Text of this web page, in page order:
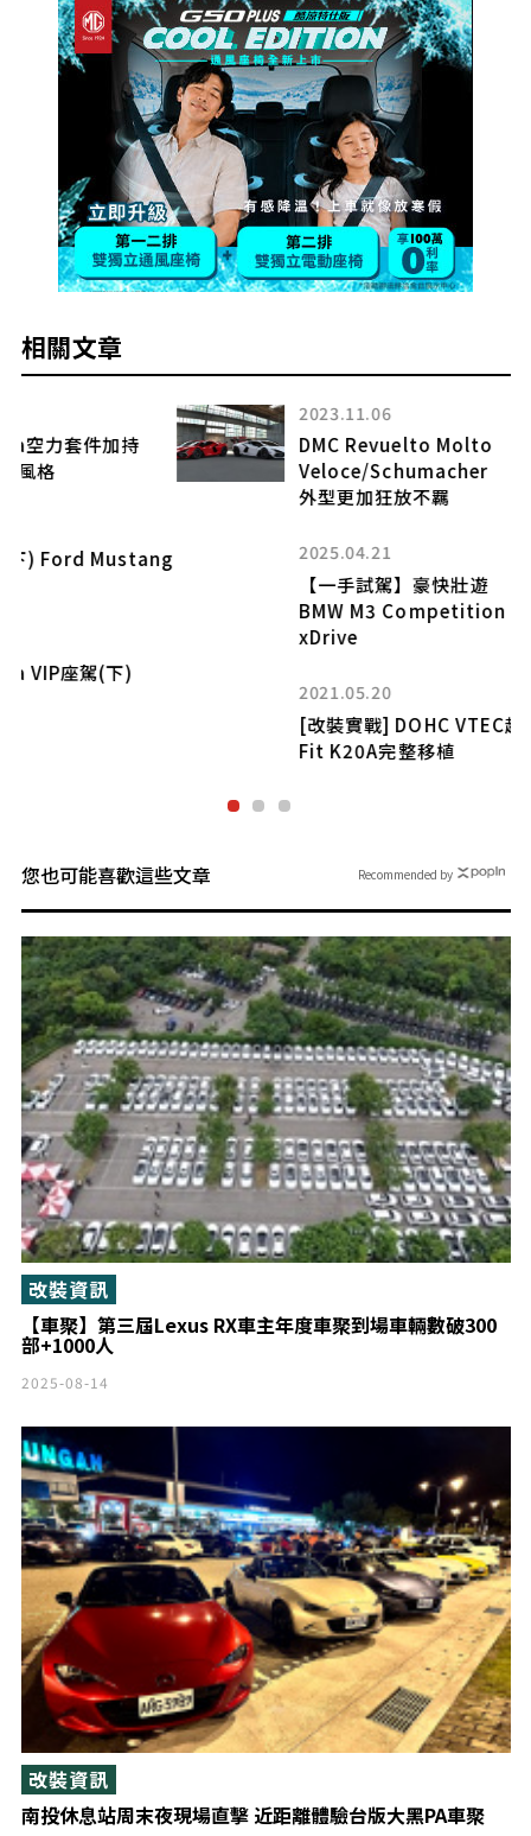
相關文章
2023.11.06
DMC Revuelto Molto
Veloce/Schumacher
2025.04.21
【一手試駕】豪快壯遊
BMW M3 Competition Touring M
[改裝實戰] DOHC VTEC超爽感(下) Honda
您也可能喜歡這些文章
【車聚】第三屆Lexus RX車主年度車聚到場車輛數破300
部+1000人
改裝資訊
2025-08-14
南投休息站周末夜現場直擊 近距離體驗台版大黑PA車聚
改裝資訊
Recommended by